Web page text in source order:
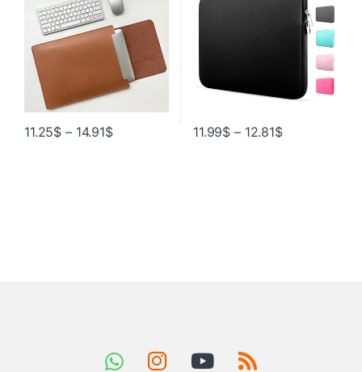
11.25$ – 14.91$ 11.99$ – 12.81$